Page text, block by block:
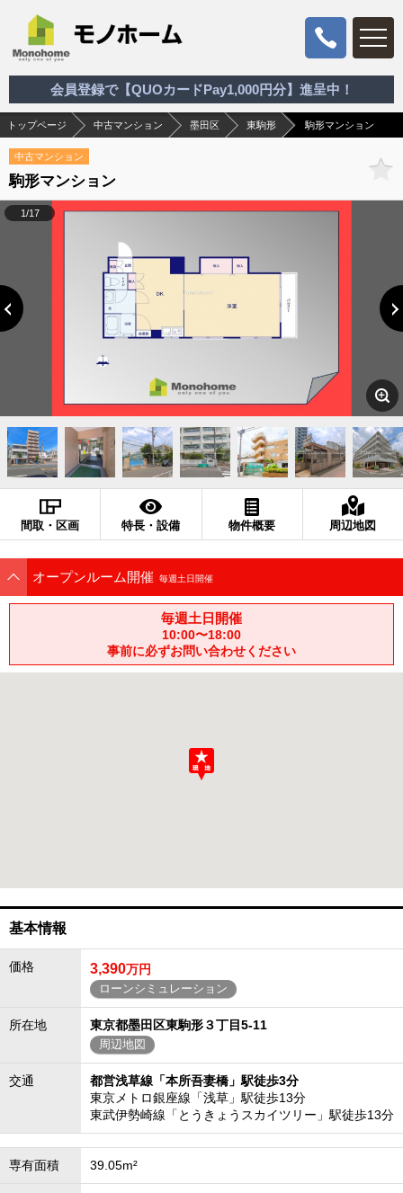
会員登録で【QUOカードPay1,000円分】進呈中！
トップページ 中古マンション 墨田区 東駒形 駒形マンション
中古マンション
駒形マンション
1/17
間取・区画 特長・設備 物件概要 周辺地図
オープンルーム開催 毎週土日開催
毎週土日開催
10:00〜18:00
事前に必ずお問い合わせください
基本情報
価格 3,390万円
ローンシミュレーション
所在地 東京都墨田区東駒形３丁目5-11
周辺地図
交通
都営浅草線「本所吾妻橋」駅徒歩3分
東京メトロ銀座線「浅草」駅徒歩13分
東武伊勢崎線「とうきょうスカイツリー」駅徒歩13分
専有面積 39.05m²